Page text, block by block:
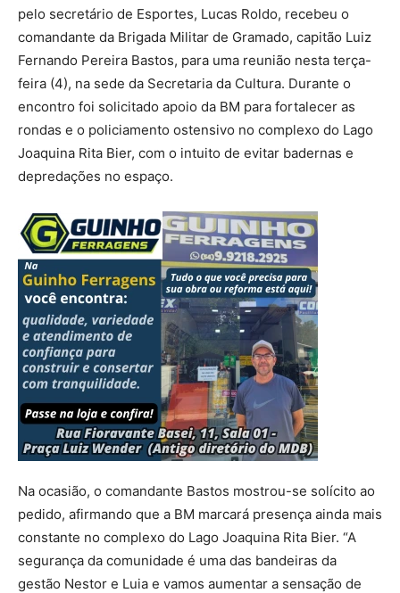
pelo secretário de Esportes, Lucas Roldo, recebeu o
comandante da Brigada Militar de Gramado, capitão Luiz
Fernando Pereira Bastos, para uma reunião nesta terça-
feira (4), na sede da Secretaria da Cultura. Durante o
encontro foi solicitado apoio da BM para fortalecer as
rondas e o policiamento ostensivo no complexo do Lago
Joaquina Rita Bier, com o intuito de evitar badernas e
depredações no espaço.
Na ocasião, o comandante Bastos mostrou-se solícito ao
pedido, afirmando que a BM marcará presença ainda mais
constante no complexo do Lago Joaquina Rita Bier. “A
segurança da comunidade é uma das bandeiras da
gestão Nestor e Luia e vamos aumentar a sensação de